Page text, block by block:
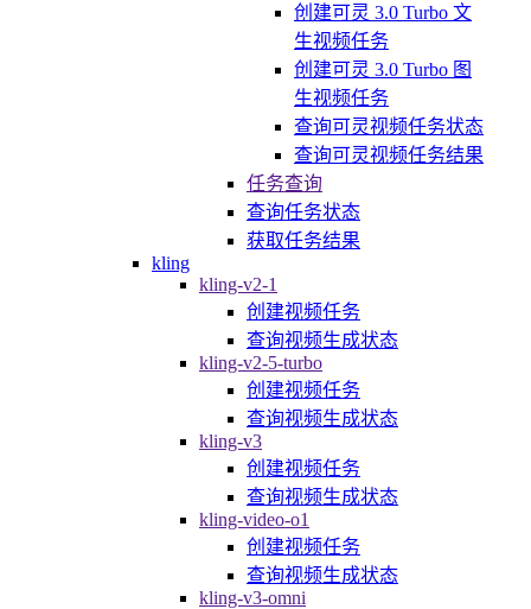
创建可灵 3.0 Turbo 文
生视频任务
创建可灵 3.0 Turbo 图
生视频任务
查询可灵视频任务状态
查询可灵视频任务结果
任务查询
查询任务状态
获取任务结果
kling
kling-v2-1
创建视频任务
查询视频生成状态
kling-v2-5-turbo
创建视频任务
查询视频生成状态
kling-v3
创建视频任务
查询视频生成状态
kling-video-o1
创建视频任务
查询视频生成状态
kling-v3-omni